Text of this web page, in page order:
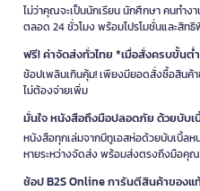
ไม่ว่าคุณจะเป็นนักเรียน นักศึกษา คนทำ
ตลอด 24 ชั่วโมง พร้อมโปรโมชั่นและสิท
ฟรี! ค่าจัดส่งทั่วไทย *เมื่อสั่งครบขั้น
ช้อปเพลินเกินคุ้ม! เพียงมียอดสั่งซื้อสินค้
ไม่ต้องจ่ายเพิ่ม
มั่นใจ หนังสือถึงมือปลอดภัย ด้วยบับเ
หนังสือทุกเล่มจากบีทูเอสห่อด้วยบับเบิ้ล
หายระหว่างจัดส่ง พร้อมส่งตรงถึงมือคุ
ช้อป B2S Online การันตีสินค้าของแ